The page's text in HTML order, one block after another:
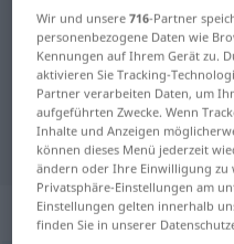
Englisch-Deutsch
Englisch-
"goniometer"
"goniometer"
Wir und unsere716-Partner
personenbezogene Daten wie
Kennungen auf Ihrem Gerät zu.
aktivieren Sie Tracking-
Partner verarbeiten Daten, um
aufgeführten Zwecke. Wenn
Inhalte und Anzeigen
können dieses Menü jederzeit
ändern oder Ihre Einwilligung zu
Privatsphäre-Einstellungen am
Einstellungen gelten innerhalb
finden Sie in unserer